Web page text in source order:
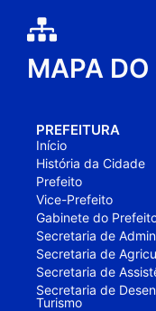
MAPA DO
PREFEITURA
Início
História da Cidade
Prefeito
Vice-Prefeito
Gabinete do
Secretaria de
Secretaria de
Secretaria de
Secretaria de
Turismo